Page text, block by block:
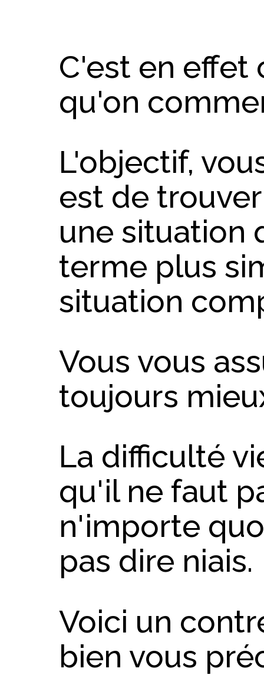
C'est en effet
qu'on
L'objectif,
est de
une situation
terme plus
situation
Vous vous
toujours
La difficulté
qu'il ne faut
n'importe
pas dire niais.
Voici un
bien vous